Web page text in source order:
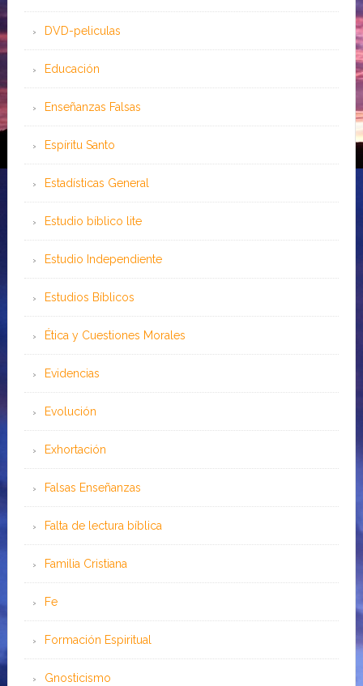
DVD-peliculas
Educación
Enseñanzas Falsas
Espíritu Santo
Estadísticas General
Estudio bíblico lite
Estudio Independiente
Estudios Bíblicos
Ética y Cuestiones Morales
Evidencias
Evolución
Exhortación
Falsas Enseñanzas
Falta de lectura bíblica
Familia Cristiana
Fe
Formación Espiritual
Gnosticismo